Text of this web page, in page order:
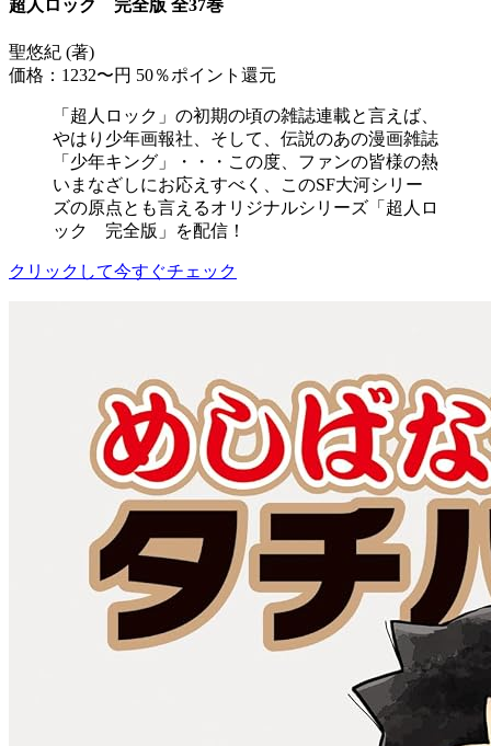
超人ロック 完全版 全37巻
聖悠紀 (著)
価格：1232〜円 50％ポイント還元
「超人ロック」の初期の頃の雑誌連載と言えば、
やはり少年画報社、そして、伝説のあの漫画雑誌
「少年キング」・・・この度、ファンの皆様の熱
いまなざしにお応えすべく、このSF大河シリー
ズの原点とも言えるオリジナルシリーズ「超人ロ
ック 完全版」を配信！
クリックして今すぐチェック